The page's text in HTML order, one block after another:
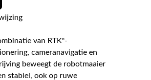
van RTKⁿ-
cameranavigatie en
beweegt de robotmaaier
stabiel, ook op ruwe